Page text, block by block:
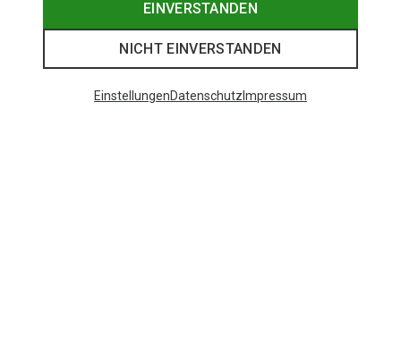
EINVERSTANDEN
NICHT EINVERSTANDEN
EinstellungenDatenschutz Impressum